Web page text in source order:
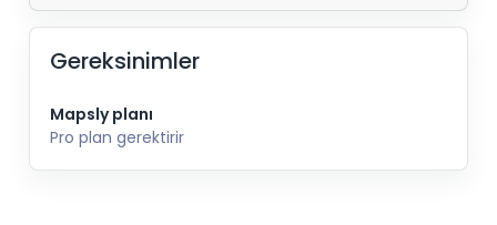
Gereksinimler
Mapsly planı
Pro plan gerektirir